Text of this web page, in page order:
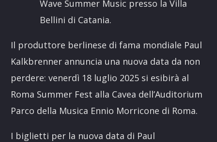
Wave Summer Music presso la Villa
Bellini di Catania.
Il produttore berlinese di fama mondiale Paul
Kalkbrenner annuncia una nuova data da non
perdere: venerdì 18 luglio 2025 si esibirà al
Roma Summer Fest alla Cavea dell’Auditorium
Parco della Musica Ennio Morricone di Roma.
I biglietti per la nuova data di Paul